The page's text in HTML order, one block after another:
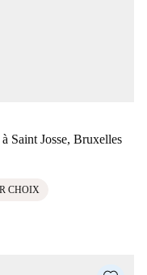
Saint Josse, Bruxelles
CHOIX